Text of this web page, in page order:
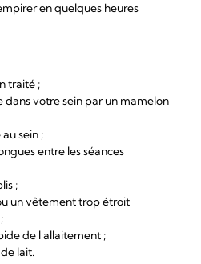
en quelques heures
traité ;
dans votre sein par un mamelon
sein ;
entre les séances
;
un vêtement trop étroit
de l'allaitement ;
lait.